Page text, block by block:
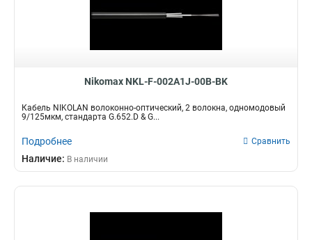
Nikomax NKL-F-002A1J-00B-BK
Кабель NIKOLAN волоконно-оптический, 2 волокна, одномодовый
9/125мкм, стандарта G.652.D & G...
Подробнее Сравнить
Наличие: В наличии